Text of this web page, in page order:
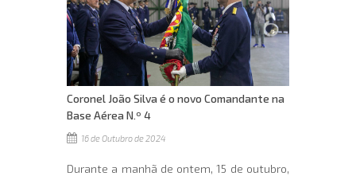
Coronel João Silva é o novo Comandante na
Base Aérea N.º 4
16 de Outubro de 2024
Durante a manhã de ontem, 15 de outubro,